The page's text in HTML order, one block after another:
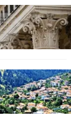
България
му
схема с
мехлеми